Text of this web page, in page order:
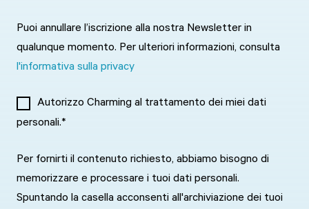
Puoi annullare l’iscrizione alla nostra Newsletter in
qualunque momento. Per ulteriori informazioni, consulta
l'informativa sulla privacy
Autorizzo Charming al trattamento dei miei dati
personali.*
Per fornirti il contenuto richiesto, abbiamo bisogno di
memorizzare e processare i tuoi dati personali.
Spuntando la casella acconsenti all'archiviazione dei tuoi